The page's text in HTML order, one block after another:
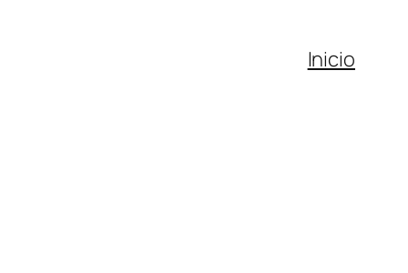
Inicio